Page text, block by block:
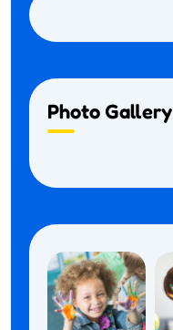
Photo Gallery